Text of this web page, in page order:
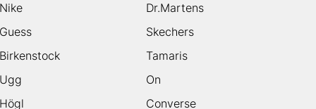
Nike
Dr.Martens
Guess
Skechers
Birkenstock
Tamaris
Ugg
On
Högl Converse